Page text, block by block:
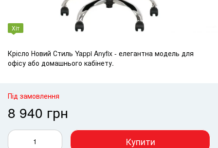
Хіт
Крісло Новий Стиль Yappi Anyfix - елегантна модель для
офісу або домашнього кабінету.
Під замовлення
8 940 грн
Купити